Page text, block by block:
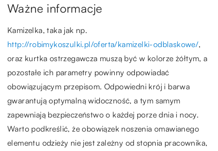
Ważne informacje
Kamizelka, taka jak np.
http://robimykoszulki.pl/oferta/kamizelki-odblaskowe/,
oraz kurtka ostrzegawcza muszą być w kolorze żółtym, a
pozostałe ich parametry powinny odpowiadać
obowiązującym przepisom. Odpowiedni krój i barwa
gwarantują optymalną widoczność, a tym samym
zapewniają bezpieczeństwo o każdej porze dnia i nocy.
Warto podkreślić, że obowiązek noszenia omawianego
elementu odzieży nie jest zależny od stopnia pracownika,